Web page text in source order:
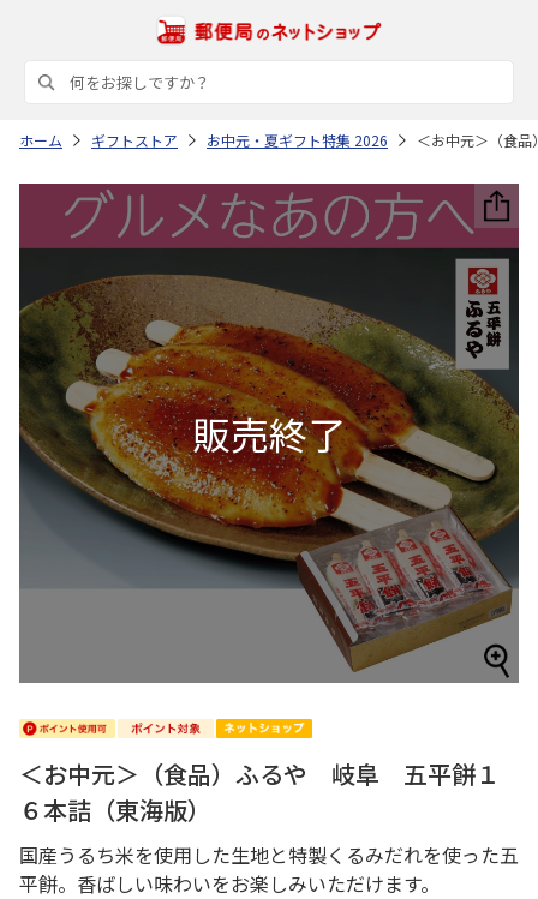
ホーム ギフトストア お中元・夏ギフト特集 2026 ＜お中元＞（食
＜お中元＞（食品）ふるや 岐阜 五平餅１
６本詰（東海版）
国産うるち米を使用した生地と特製くるみだれを使った五
平餅。香ばしい味わいをお楽しみいただけます。